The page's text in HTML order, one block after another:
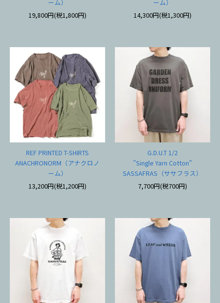
ーム）
19,800円(税1,800円)
ーム）
14,300円(税1,300円)
REF PRINTED T-SHIRTS
ANACHRONORM（アナクロノ
ーム）
13,200円(税1,200円)
G.D.U.T 1/2
"Single Yarn Cotton"
SASSAFRAS（ササフラス）
7,700円(税700円)